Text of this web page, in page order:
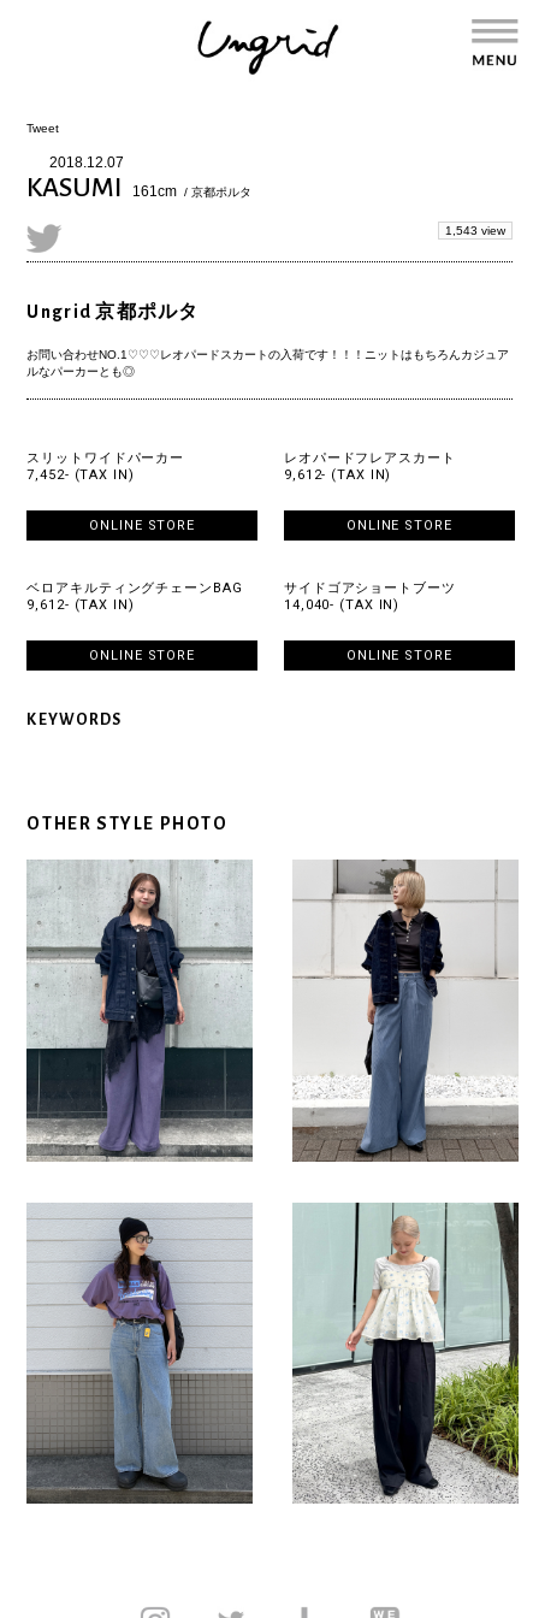
Tweet
2018.12.07
KASUMI 161cm / 京都ポルタ
1,543 view
Ungrid 京都ポルタ
お問い合わせNO.1♡♡♡レオパードスカートの入荷です！！！ニットはもちろんカジュア
ルなパーカーとも◎
スリットワイドパーカー
7,452- (TAX IN)
ONLINE STORE
レオパードフレアスカート
9,612- (TAX IN)
ONLINE STORE
ベロアキルティングチェーンBAG
9,612- (TAX IN)
ONLINE STORE
サイドゴアショートブーツ
14,040- (TAX IN)
ONLINE STORE
KEYWORDS
OTHER STYLE PHOTO